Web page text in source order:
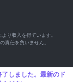
り収入を得ています。
責任を負いません。
しました。最新のド